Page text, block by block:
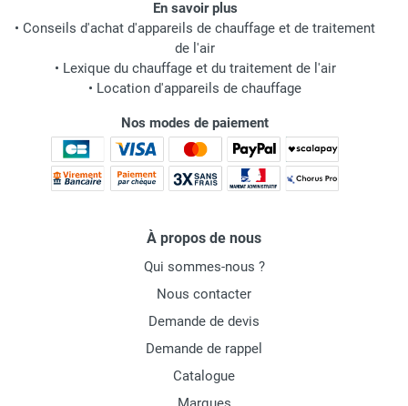
En savoir plus
• Conseils d'achat d'appareils de chauffage et de traitement
de l'air
• Lexique du chauffage et du traitement de l'air
• Location d'appareils de chauffage
Nos modes de paiement
À propos de nous
Qui sommes-nous ?
Nous contacter
Demande de devis
Demande de rappel
Catalogue